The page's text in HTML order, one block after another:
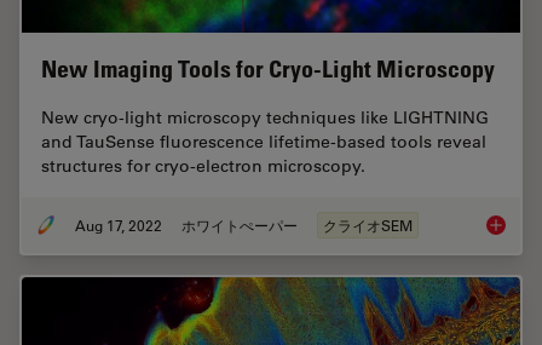
New Imaging Tools for Cryo-Light Microscopy
New cryo-light microscopy techniques like LIGHTNING
and TauSense fluorescence lifetime-based tools reveal
structures for cryo-electron microscopy.
Aug 17, 2022 ホワイトぺーパー クライオSEM New